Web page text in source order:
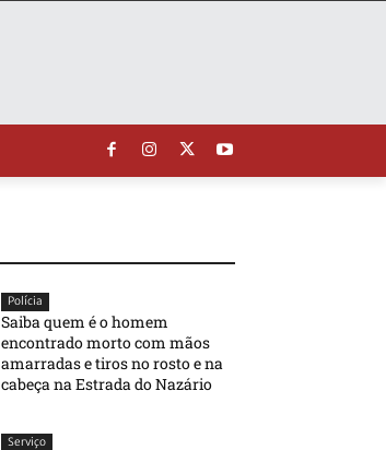
Polícia
Saiba quem é o homem
encontrado morto com mãos
amarradas e tiros no rosto e na
cabeça na Estrada do Nazário
Serviço